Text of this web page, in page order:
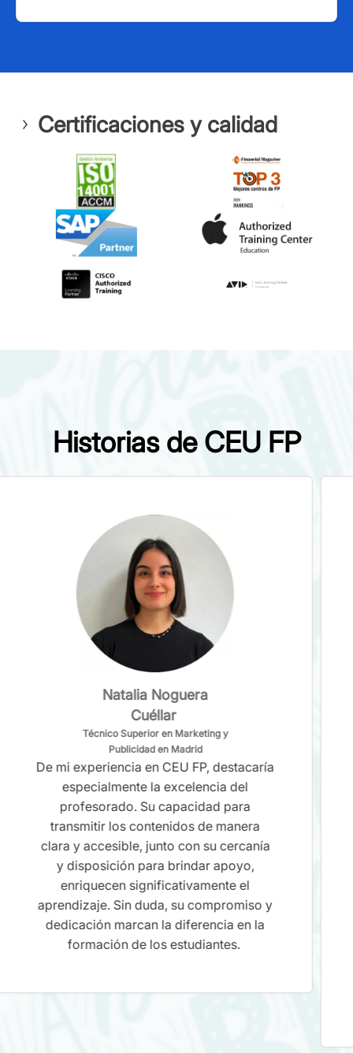
Certificaciones y calidad
Historias de CEU FP
Natalia Noguera
Cuéllar
Técnico Superior en Marketing y
Publicidad en Madrid
De mi experiencia en CEU FP, destacaría
especialmente la excelencia del
profesorado. Su capacidad para
transmitir los contenidos de manera
clara y accesible, junto con su cercanía
y disposición para brindar apoyo,
enriquecen significativamente el
aprendizaje. Sin duda, su compromiso y
dedicación marcan la diferencia en la
formación de los estudiantes.